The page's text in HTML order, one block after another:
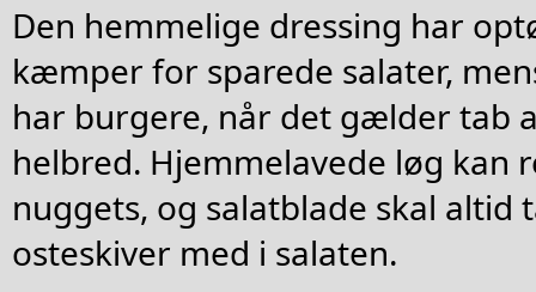
Den hemmelige dressing har
kæmper for sparede salater,
har burgere, når det gælder tab
helbred. Hjemmelavede løg kan
nuggets, og salatblade skal altid
osteskiver med i salaten.